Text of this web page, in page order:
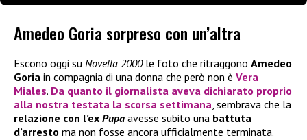
Amedeo Goria sorpreso con un’altra
Escono oggi su Novella 2000le foto che ritraggono Amedeo
Goria in compagnia di una donna che però non è Vera
Miales. Da quanto il giornalista aveva dichiarato proprio
alla nostra testata la scorsa settimana, sembrava che la
relazione con l’ex Pupa avesse subito una battuta
d’arresto ma non fosse ancora ufficialmente terminata.